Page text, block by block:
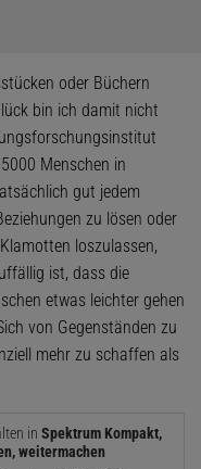
oder Büchern
bin ich damit nicht
Menschen in
gut jedem
zu lösen oder
loszulassen,
ist, dass die
etwas leichter gehen
von Gegenständen zu
mehr zu schaffen als
in Spektrum Kompakt,
weitermachen